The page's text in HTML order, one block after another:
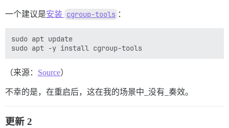
一个建议是安装 cgroup-tools ：
sudo apt update
（来源： Source）
不幸的是，在重启后，这在我的场景中_没有_奏效。
更新 2